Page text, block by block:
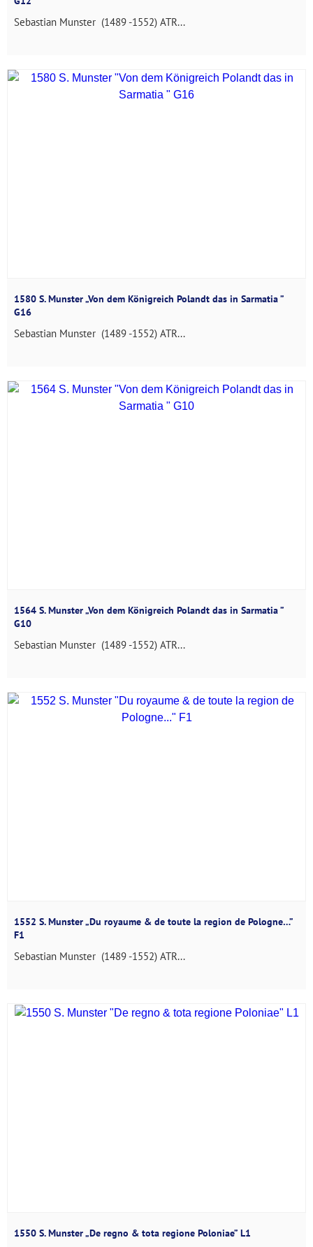
Sebastian Munster (1489 -1552) ATR...
1580 S. Munster „Von dem Königreich Polandt das in Sarmatia ”
G16
Sebastian Munster (1489 -1552) ATR...
1564 S. Munster „Von dem Königreich Polandt das in Sarmatia ”
G10
Sebastian Munster (1489 -1552) ATR...
1552 S. Munster „Du royaume & de toute la region de Pologne…”
F1
Sebastian Munster (1489 -1552) ATR...
1550 S. Munster „De regno & tota regione Poloniae” L1